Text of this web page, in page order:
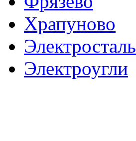
Храпуново
Электросталь
Электроугли